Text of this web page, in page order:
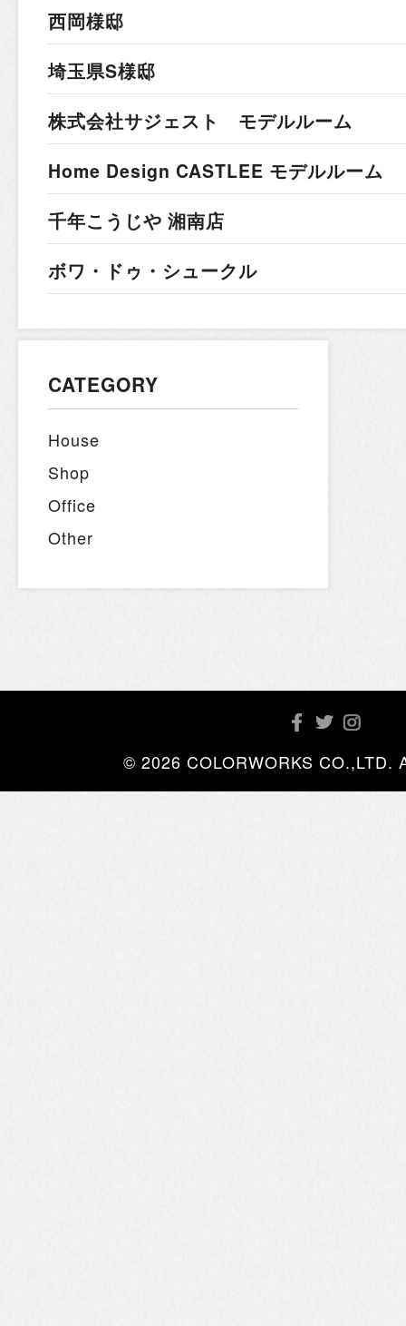
西岡様邸
埼玉県S様邸
株式会社サジェスト モデルルーム
Home Design CASTLEE モデルルーム
千年こうじや 湘南店
ボワ・ドゥ・シュークル
CATEGORY
House
Shop
Office
Other
© 2026 COLORWORKS CO.,LTD.